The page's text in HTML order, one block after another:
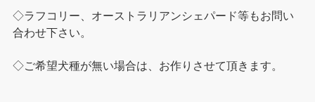
◇ラフコリー、オーストラリアンシェパード等もお問い
合わせ下さい。
◇ご希望犬種が無い場合は、お作りさせて頂きます。